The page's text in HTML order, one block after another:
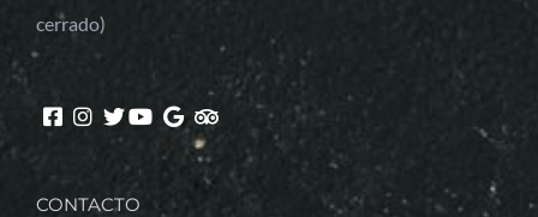
cerrado)
CONTACTO